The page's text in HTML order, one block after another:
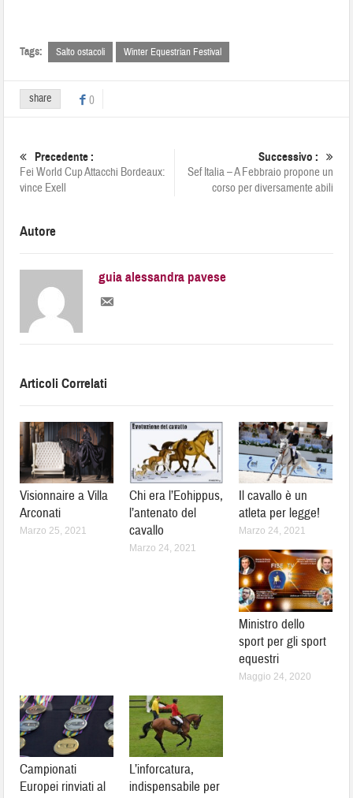
Tags: Salto ostacoli Winter Equestrian Festival
share 0
Precedente :
Fei World Cup Attacchi Bordeaux:
vince Exell
Successivo :
Sef Italia – A Febbraio propone un
corso per diversamente abili
Autore
guia alessandra pavese
Articoli Correlati
Visionnaire a Villa
Arconati
Marzo 25, 2021
Chi era l’Eohippus,
l’antenato del
cavallo
Marzo 24, 2021
Il cavallo è un
atleta per legge!
Marzo 24, 2021
Ministro dello
sport per gli sport
equestri
Maggio 24, 2020
Campionati
Europei rinviati al
L’inforcatura,
indispensabile per